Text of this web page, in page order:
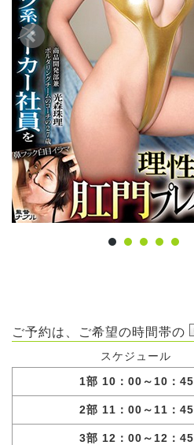
ご予約は、ご希望の時間帯の
スケジュール
1部 10：00～10：45
2部 11：00～11：45
3部 12：00～12：45